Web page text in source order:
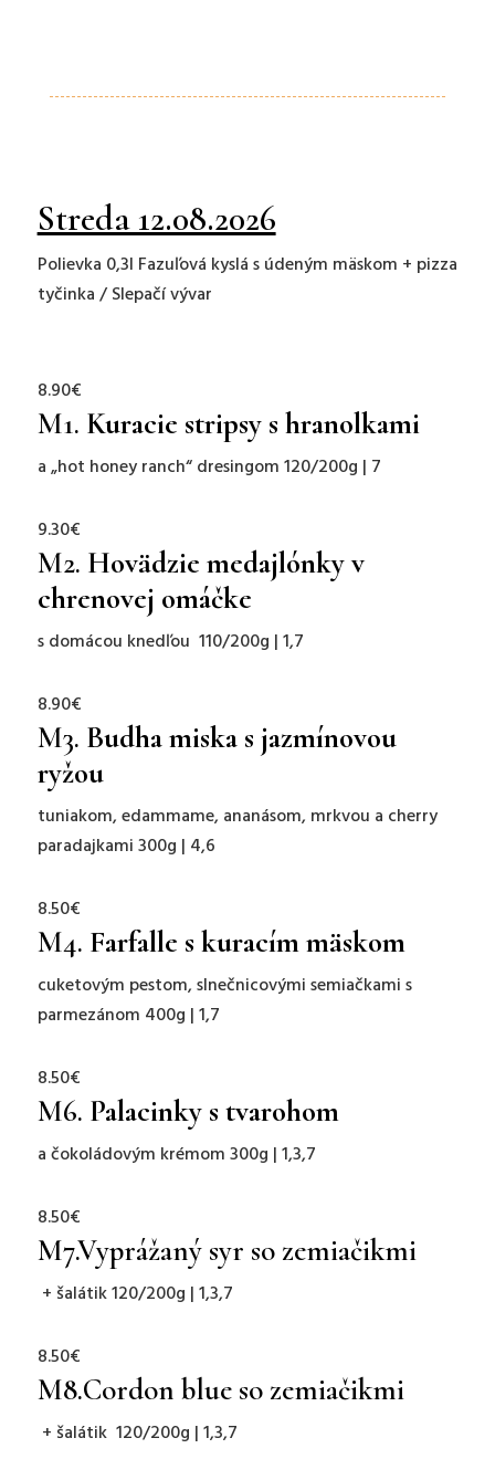
Streda 12.08.2026
Polievka 0,3l Fazuľová kyslá s údeným mäskom + pizza
tyčinka / Slepačí vývar
8.90€
M1. Kuracie stripsy s hranolkami
a „hot honey ranch“ dresingom 120/200g | 7
9.30€
M2. Hovädzie medajlónky v
chrenovej omáčke
s domácou knedľou 110/200g | 1,7
8.90€
M3. Budha miska s jazmínovou
ryžou
tuniakom, edammame, ananásom, mrkvou a cherry
paradajkami 300g | 4,6
8.50€
M4. Farfalle s kuracím mäskom
cuketovým pestom, slnečnicovými semiačkami s
parmezánom 400g | 1,7
8.50€
M6. Palacinky s tvarohom
a čokoládovým krémom 300g | 1,3,7
8.50€
M7.Vyprážaný syr so zemiačikmi
+ šalátik 120/200g | 1,3,7
8.50€
M8.Cordon blue so zemiačikmi
+ šalátik 120/200g | 1,3,7